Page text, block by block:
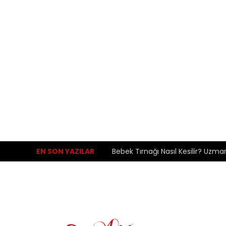
EN SON YAZILAR Bebek Tırnağı Nasıl Kesilir?